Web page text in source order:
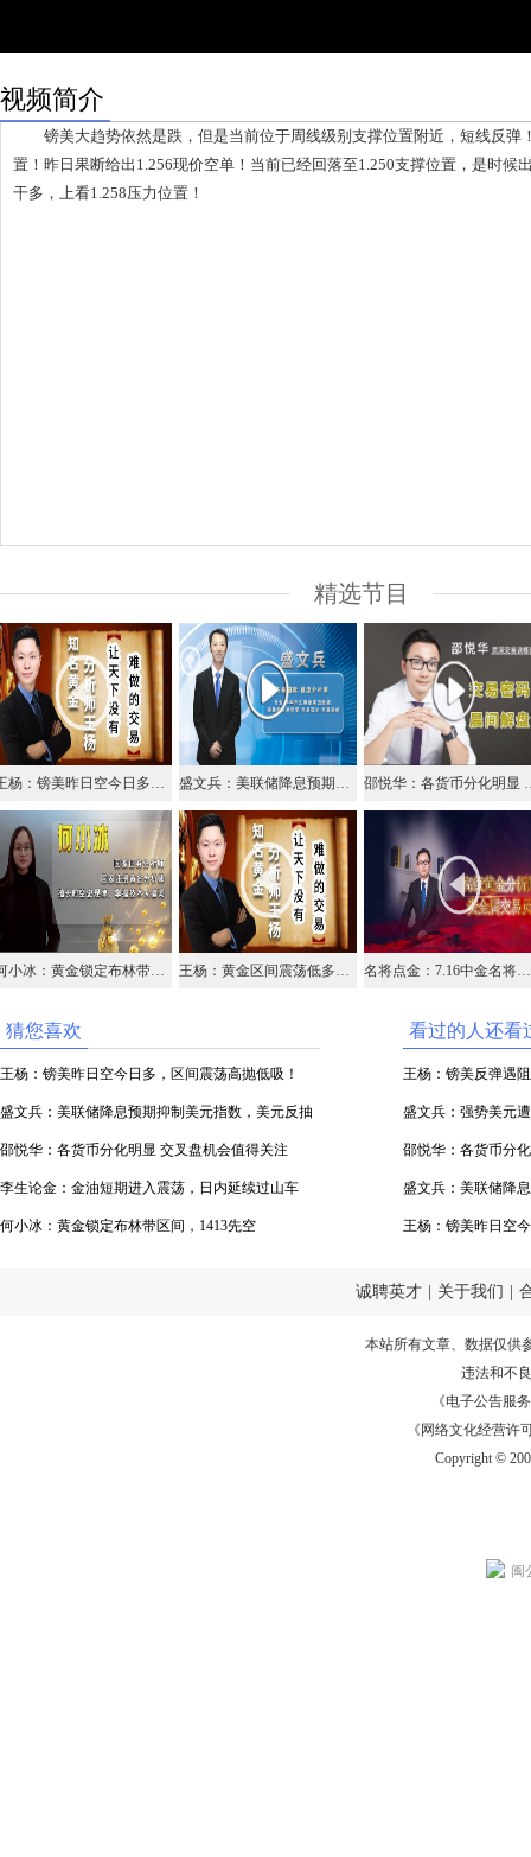
视频简介
镑美大趋势依然是跌，但是当前位于周线级别支撑位置附近，短线反弹
置！昨日果断给出1.256现价空单！当前已经回落至1.250支撑位置，是时候
干多，上看1.258压力位置！
精选节目
王杨：镑美昨日空今日多，区间震荡高抛低吸！ 盛文兵：美联储降息预期抑制美元指数，美元反抽97.1区域空 邵悦华：各
何小冰：黄金锁定布林带区间，1413先空 王杨：黄金区间震荡低多为主，1418突破才能继续上涨！ 名将点金：7.16中金名将在线视频直播黄金外汇原油
猜您喜欢
王杨：镑美昨日空今日多，区间震荡高抛低吸！
盛文兵：美联储降息预期抑制美元指数，美元反抽
97.1区域空
邵悦华：各货币分化明显 交叉盘机会值得关注
李生论金：金油短期进入震荡，日内延续过山车
（视频）
何小冰：黄金锁定布林带区间，1413先空
看过的人还看
王杨：镑美反弹遇
盛文兵：强势美元
邵悦华：各货币分
盛文兵：美联储降
97.1区域空
王杨：镑美昨日空
诚聘英才 关于我们
本站所有文章、数据仅供
违法和不
《电子公告服务
《网络文化经营许
Copyright ©
闽